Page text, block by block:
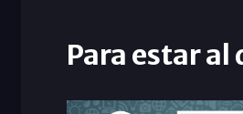
Para estar al